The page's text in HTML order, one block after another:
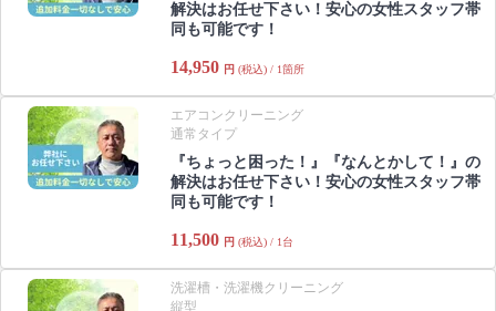
解決はお任せ下さい！安心の女性スタッフ帯
同も可能です！
14,950 円 (税込) / 1箇所
エアコンクリーニング
通常タイプ
『ちょっと困った！』『なんとかして！』の
解決はお任せ下さい！安心の女性スタッフ帯
同も可能です！
11,500 円 (税込) / 1台
洗濯槽・洗濯機クリーニング
縦型